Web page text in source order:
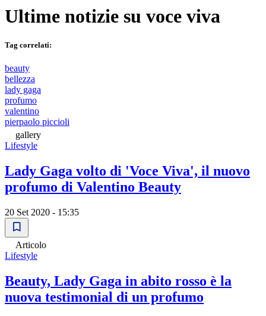
Ultime notizie su voce viva
Tag correlati:
beauty
bellezza
lady gaga
profumo
valentino
pierpaolo piccioli
gallery
Lifestyle
Lady Gaga volto di 'Voce Viva', il nuovo
profumo di Valentino Beauty
20 Set 2020 - 15:35
Articolo
Lifestyle
Beauty, Lady Gaga in abito rosso è la
nuova testimonial di un profumo